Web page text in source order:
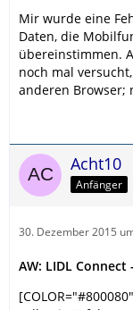
Mir wurde eine
Daten, die
übereinstimmen.
noch mal
anderen Browser;
Acht10
Anfänger
30. Dezember 2015
AW: LIDL